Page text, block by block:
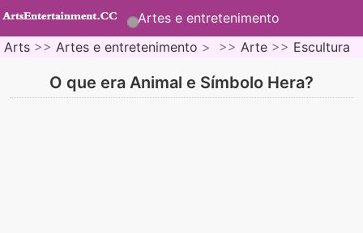
Artes e entretenimento
Arts >> Artes e entretenimento > >> Arte >> Escultura
O que era Animal e Símbolo Hera?